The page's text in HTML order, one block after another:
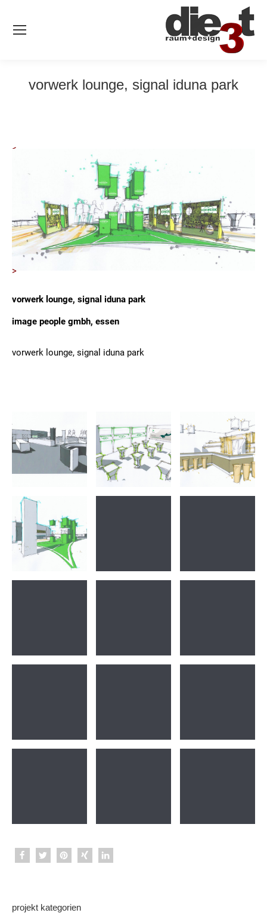
vorwerk lounge, signal iduna park
<
>
vorwerk lounge, signal iduna park
image people gmbh, essen
vorwerk lounge, signal iduna park
projekt kategorien